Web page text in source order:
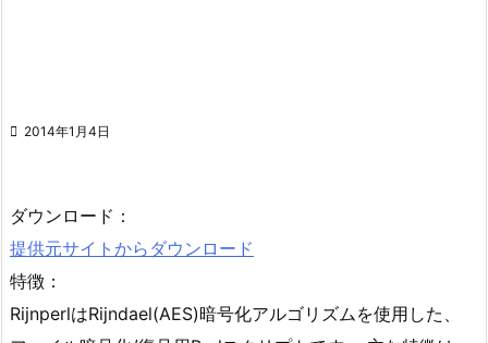
 2014年1月4日
ダウンロード：
提供元サイトからダウンロード
特徴：
RijnperlはRijndael(AES)暗号化アルゴリズムを使用した、